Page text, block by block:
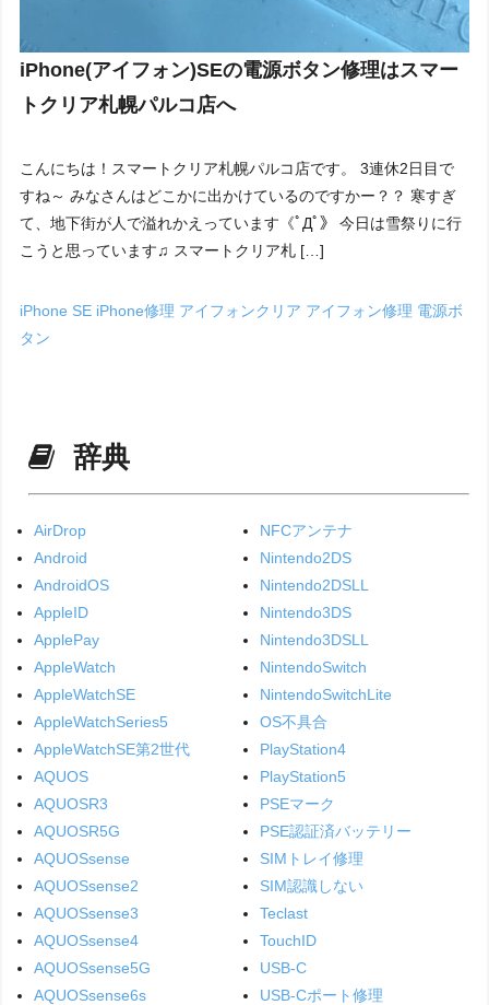
iPhone(アイフォン)SEの電源ボタン修理はスマー
トクリア札幌パルコ店へ
こんにちは！スマートクリア札幌パルコ店です。 3連休2日目で
すね～ みなさんはどこかに出かけているのですかー？？ 寒すぎ
て、地下街が人で溢れかえっています《ﾟДﾟ》 今日は雪祭りに行
こうと思っています♫ スマートクリア札 […]
iPhone SE iPhone修理 アイフォンクリア アイフォン修理 電源ボ
タン
辞典
AirDrop
Android
AndroidOS
AppleID
ApplePay
AppleWatch
AppleWatchSE
AppleWatchSeries5
AppleWatchSE第2世代
AQUOS
AQUOSR3
AQUOSR5G
AQUOSsense
AQUOSsense2
AQUOSsense3
AQUOSsense4
AQUOSsense5G
AQUOSsense6s
NFCアンテナ
Nintendo2DS
Nintendo2DSLL
Nintendo3DS
Nintendo3DSLL
NintendoSwitch
NintendoSwitchLite
OS不具合
PlayStation4
PlayStation5
PSEマーク
PSE認証済バッテリー
SIMトレイ修理
SIM認識しない
Teclast
TouchID
USB-C
USB-Cポート修理